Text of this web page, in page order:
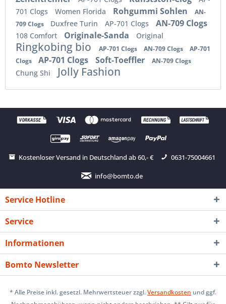
701 Clogs
Women Florida Rohgummi Sohlen
AN-
709 Clogs
Duxfree Turin AP-701 Clogs AN-709 Clogs
108 Comfort Originale-Sanda Original
Ringkobing bio AP-701 Clogs AN-709 Clogs
AP-701
Clogs
AP-701 Clogs Soft-Toeffler AN-709 Clogs
Chung Shi Jolly Fashion
Kostenloser Versand in Deutschland ab 60,- € 0631-75004661
info@bomto.de
Service Hotline
Service
Informationen
Bomto Newsletter
* Alle Preise inkl. gesetzl. Mehrwertsteuer zzgl.Versandkosten und ggf.